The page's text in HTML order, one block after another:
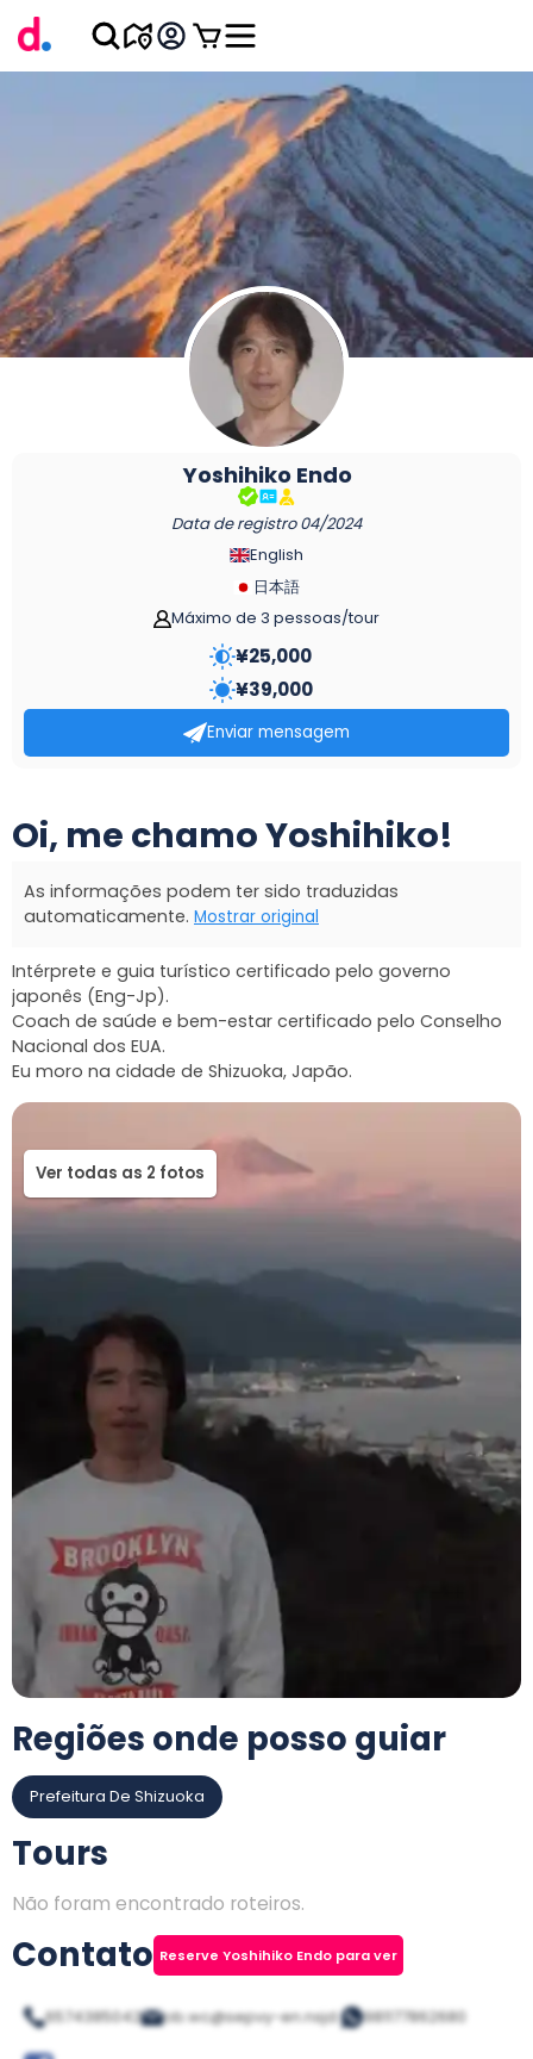
Oi, me chamo Yoshihiko!
As informações podem ter sido traduzidas
automaticamente. Mostrar original
Intérprete e guia turístico certificado pelo governo
japonês (Eng-Jp).
Coach de saúde e bem-estar certificado pelo Conselho
Nacional dos EUA.
Ver todas as 2 fotos
Regiões onde posso guiar
Prefeitura De Shizuoka
Tours
Não foram encontrado roteiros.
Contato Reserve Yoshihiko Endo para ver
6574385042 ob.wc@sepvy-en.nsjd. 981177862680
Yoshihiko Endo
Data de registro 04/2024
English
日本語
Máximo de 3 pessoas/tour
¥25,000
¥39,000
Enviar mensagem